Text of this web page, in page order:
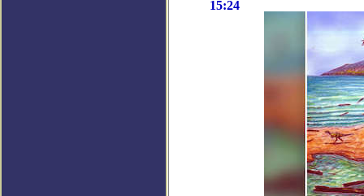
15:24